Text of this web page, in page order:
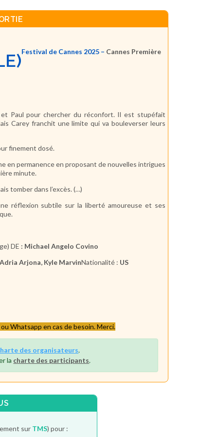
Festival de Cannes 2025 – Cannes Première
et Paul pour chercher du réconfort. Il est stupéfait
Carey franchit une limite qui va bouleverser leurs
finement dosé.
en permanence en proposant de nouvelles intrigues
minute.
tomber dans l’excès. (…)
réflexion subtile sur la liberté amoureuse et ses
DE : Michael Angelo Covino
Arjona, Kyle MarvinNationalité : US
Whatsapp en cas de besoin. Merci.
des organisateurs.
la charte des participants.
sur TMS) pour :